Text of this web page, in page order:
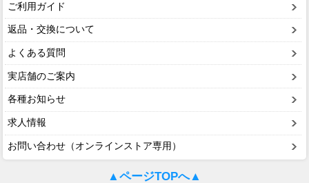
ご利用ガイド
返品・交換について
よくある質問
実店舗のご案内
各種お知らせ
求人情報
お問い合わせ（オンラインストア専用）
▲ページTOPへ▲